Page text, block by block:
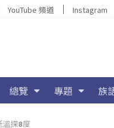
YouTube 頻道 Instagram
總覽 專題 族
溫探8度